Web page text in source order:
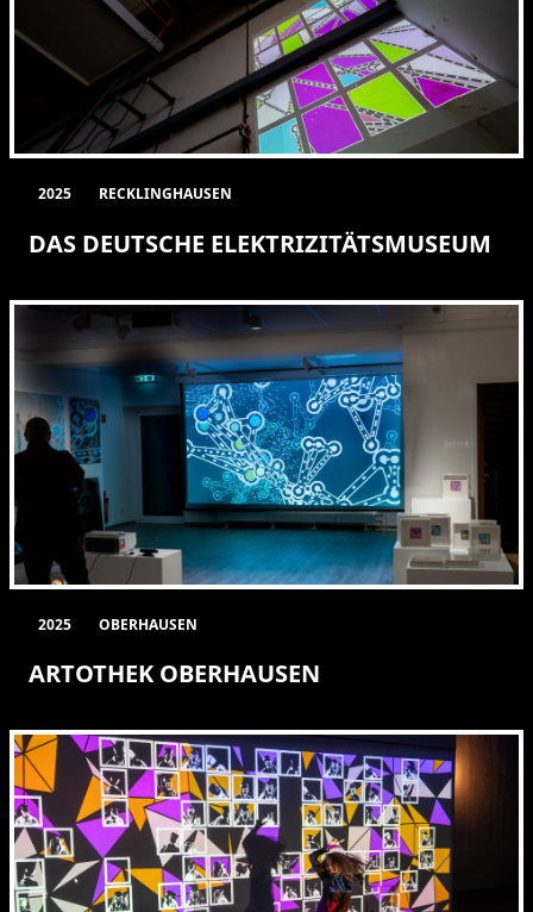
2025 RECKLINGHAUSEN
DAS DEUTSCHE ELEKTRIZITÄTSMUSEUM
2025 OBERHAUSEN
ARTOTHEK OBERHAUSEN